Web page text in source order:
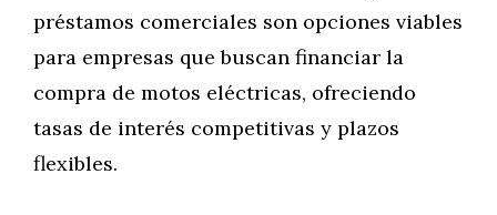
préstamos comerciales son opciones viables
para empresas que buscan financiar la
compra de motos eléctricas, ofreciendo
tasas de interés competitivas y plazos
flexibles.